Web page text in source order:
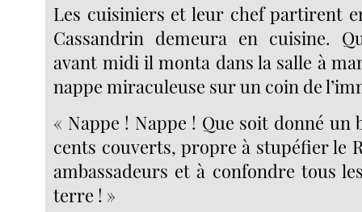
Les cuisiniers et leur chef partirent
Cassandrin demeura en cuisine.
avant midi il monta dans la salle à
nappe miraculeuse sur un coin de
« Nappe ! Nappe ! Que soit donné un
cents couverts, propre à stupéfier le
ambassadeurs et à confondre tous
terre ! »